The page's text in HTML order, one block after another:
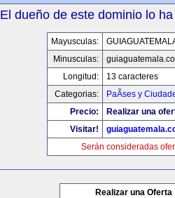
El dueño de este dominio lo
Mayusculas:
Minusculas:
Longitud:
13 caracteres
Categorias:
PaÃ­ses y
Precio:
Realizar una
Visitar!
Serán consideradas
Realizar una Oferta